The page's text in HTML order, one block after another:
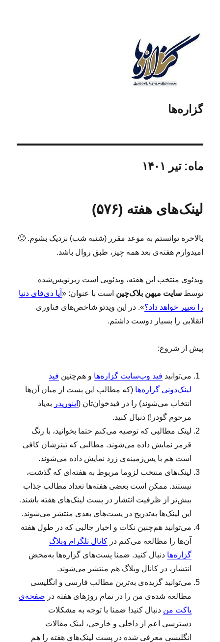
گزاره‌ها
ماه:تیر ۱۴۰۱
لینک‌های هفته (۵۷۶)
بالاخره توانستم به موعد مقرر (شنبه شب) نزدیک بشوم. 🙂
امیدوارم هفته‌ی بعد همه چیز، طبق روال باشد.
ویدئوی منتخب این هفته، ویدئویی است زیرنویس‌شده
توسطسایت میهن بلاک‌چین است با عنوان: « آیا دی‌فای دنیا
را تغییر خواهد داد؟». در این ویدئو شاخص‌های فناوری
انقلابی را بسیار دوست داشتم.
پیش از شروع:
می‌توانید فید وب‌سایت گزاره‌ها و هم‌چنین فید
لینک‌دونی گزاره‌ها (که مطالب این پست از میان آن‌ها
انتخاب می‌شوند) را در فیدخوان‌تان ( اینوریدر به‌یاد
مرحوم گودر!) دنبال کنید.
لینک‌ مطالبی که توصیه می‌کنم حتما بخوانید، با رنگ
قرمز نمایش داده می‌شوند. مطالبی که تیترشان کافی
است هم با پس‌زمینه‌ی زرد نمایش داده می‌شوند.
لینک‌‌های منتخب لزوما مربوط به هفته‌ای که گذشت،
نیستند. ممکن است بعضی هفته‌ها تعداد مطالب جذاب
بیش‌تر از ظرفیت انتشار در پست لینک‌های هفته باشند.
این لینک‌ها به‌تدریج در پست‌های بعدی منتشر می‌شوند.
می‌توانید هم‌چنین نکات و اخبار جالبی که در طول هفته
آن‌ها را مطالعه می‌کنم درکانال تلگرام وبلاگ
گزاره‌ها دنبال کنید. ضمنا پست‌های گزاره‌ها به‌محض
انتشار، در کانال وبلاگ هم منتشر می‌شوند.
می‌توانید گزیده‌ی به‌ترین مطالب فارسی و انگلیسی
مطالعه‌ شده‌ی من را در تمام روزهای هفته در صفحه‌ی
پاکت من دنبال کنید! ضمنا با توجه به مشکلات
دسترسی اعم از داخلی و خارجی، لینک مقالات
انگلیسی معرفی شده در پست لینک‌های هفته را هم